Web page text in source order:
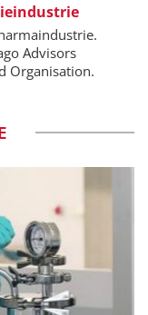
Advisors
Organisation.